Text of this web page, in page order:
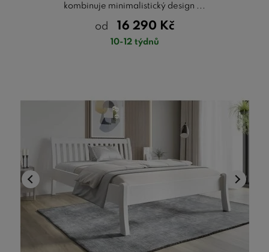
kombinuje minimalistický design ...
od 16 290 Kč
10-12 týdnů